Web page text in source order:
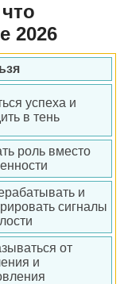
2026
успеха и
в тень
роль вместо
и
сигналы
от
и